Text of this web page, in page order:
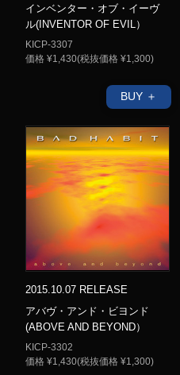
インベンター・オブ・イーヴ
ル(INVENTOR OF EVIL）
KICP-3307
価格 ¥1,430(税抜価格 ¥1,300)
BUY ＋
2015.10.07 RELEASE
アバヴ・アンド・ビヨンド
(ABOVE AND BEYOND）
KICP-3302
価格 ¥1,430(税抜価格 ¥1,300)